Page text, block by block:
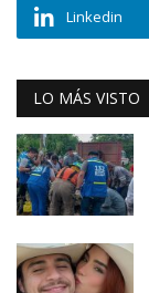
Linkedin
LO MÁS VISTO